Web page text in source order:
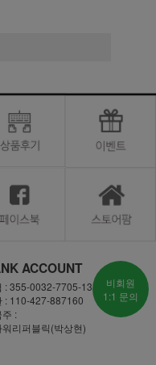
ACCOUNT
: 355-0032-7705-13
: 110-427-887160
:
워리퍼블릭(박상현)
비회원
1:1 문의